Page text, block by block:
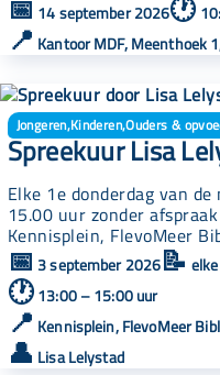
📅 14 september 2026🕐
📍 Kantoor MDF, Meenthoek
Jongeren,Kinderen,Ouders &
Spreekuur Lisa
Elke 1e donderdag van
15.00 uur zonder
Kennisplein, FlevoMeer
📅 3 september 2026📝
🕐13:00 – 15:00 uur
📍 Kennisplein, FlevoMeer
👤 Lisa Lelystad